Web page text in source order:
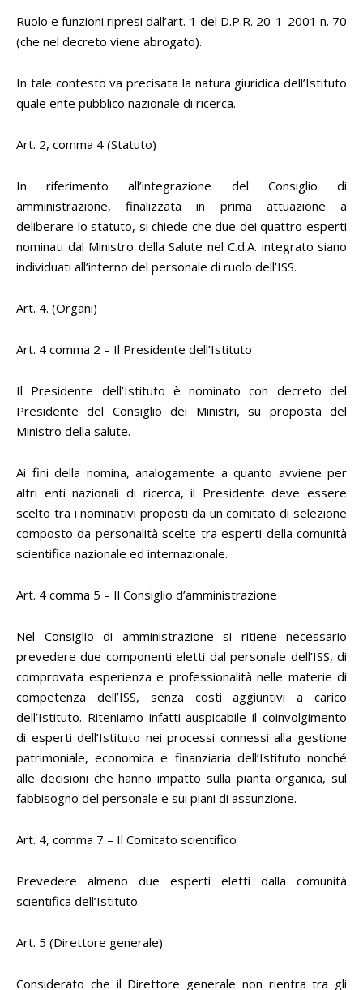
Ruolo e funzioni ripresi dall’art. 1 del D.P.R. 20-1-2001 n. 70
(che nel decreto viene abrogato).
In tale contesto va precisata la natura giuridica dell’Istituto
quale ente pubblico nazionale di ricerca.
Art. 2, comma 4 (Statuto)
In riferimento all’integrazione del Consiglio di
amministrazione, finalizzata in prima attuazione a
deliberare lo statuto, si chiede che due dei quattro esperti
nominati dal Ministro della Salute nel C.d.A. integrato siano
individuati all’interno del personale di ruolo dell’ISS.
Art. 4. (Organi)
Art. 4 comma 2 – Il Presidente dell’Istituto
Il Presidente dell’Istituto è nominato con decreto del
Presidente del Consiglio dei Ministri, su proposta del
Ministro della salute.
Ai fini della nomina, analogamente a quanto avviene per
altri enti nazionali di ricerca, il Presidente deve essere
scelto tra i nominativi proposti da un comitato di selezione
composto da personalità scelte tra esperti della comunità
scientifica nazionale ed internazionale.
Art. 4 comma 5 – Il Consiglio d’amministrazione
Nel Consiglio di amministrazione si ritiene necessario
prevedere due componenti eletti dal personale dell’ISS, di
comprovata esperienza e professionalità nelle materie di
competenza dell’ISS, senza costi aggiuntivi a carico
dell’Istituto. Riteniamo infatti auspicabile il coinvolgimento
di esperti dell’Istituto nei processi connessi alla gestione
patrimoniale, economica e finanziaria dell’Istituto nonché
alle decisioni che hanno impatto sulla pianta organica, sul
fabbisogno del personale e sui piani di assunzione.
Art. 4, comma 7 – Il Comitato scientifico
Prevedere almeno due esperti eletti dalla comunità
scientifica dell’Istituto.
Art. 5 (Direttore generale)
Considerato che il Direttore generale non rientra tra gli